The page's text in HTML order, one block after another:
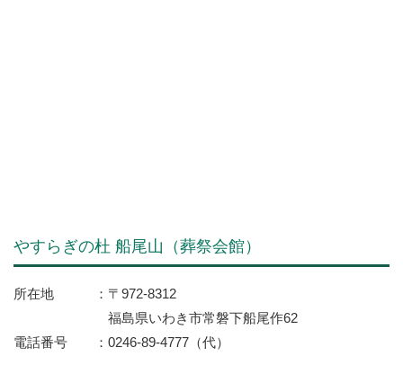
やすらぎの杜 船尾山（葬祭会館）
所在地
〒972-8312
福島県いわき市常磐下船尾作62
電話番号
0246-89-4777（代）